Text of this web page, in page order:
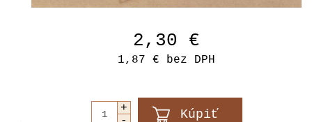
2,30 €
1,87 € bez DPH